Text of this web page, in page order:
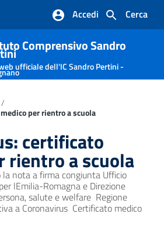
Cerca
Accedi
Comprensivo Sandro
ufficiale dell'IC Sandro Pertini -
/
per rientro a scuola
certificato
rientro a scuola
nota a firma congiunta Ufficio
lEmilia-Romagna e Direzione
salute e welfare  Regione
a Coronavirus  Certificato medico